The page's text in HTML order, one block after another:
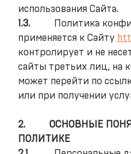
использования Сайта.
1.3.
Политика
применяется к Сайту
контролирует и не
сайты третьих лиц, на
может перейти по
или при получении
2. ОСНОВНЫЕ
ПОЛИТИКЕ